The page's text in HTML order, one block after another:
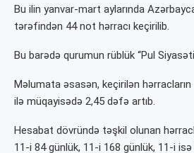
Bu ilin yanvar-mart aylarında
tərəfindən 44 not hərracı keçirilib.
Bu barədə qurumun rüblük “Pul Siyasəti
Məlumata əsasən, keçirilən
ilə müqayisədə 2,45 dəfə artıb.
Hesabat dövründə təşkil olunan
11-i 84 günlük, 11-i 168 günlük, 11-i